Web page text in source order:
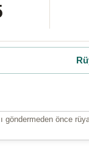
göndermeden önce